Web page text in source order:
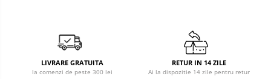
Sac de dormit copii
Sac de dormit 60 cm
Sac de dormit 70 cm
LIVRARE GRATUITA
la comenzi de peste 300 lei
RETUR IN 14 ZILE
Ai la dispozitie 14 zile pentru retur